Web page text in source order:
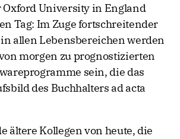
Oxford University in England
Tag: Im Zuge fortschreitender
allen Lebensbereichen werden
morgen zu prognostizierten
sein, die das
des Buchhalters ad acta
ältere Kollegen von heute, die